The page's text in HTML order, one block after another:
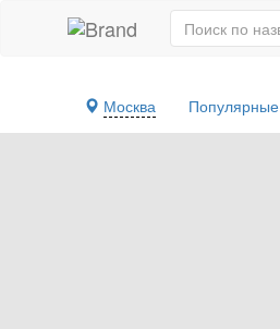
Москва Популярные